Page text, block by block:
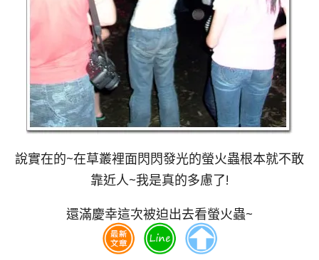
說實在的~在草叢裡面閃閃發光的螢火蟲根本就不敢
靠近人~我是真的多慮了!
還滿慶幸這次被迫出去看螢火蟲~